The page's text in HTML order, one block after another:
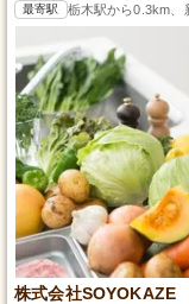
最寄駅 栃木駅から0.3km、
株式会社SOYOKAZE